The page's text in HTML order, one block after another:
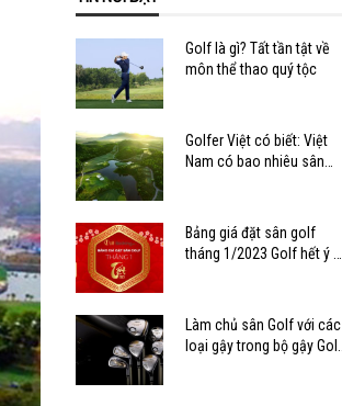
Golf là gì? Tất tần tật về
môn thể thao quý tộc
Golfer Việt có biết: Việt
Nam có bao nhiêu sân
Bảng giá đặt sân golf
tháng 1/2023 Golf hết ý –
Làm chủ sân Golf với các
loại gậy trong bộ gậy Golf